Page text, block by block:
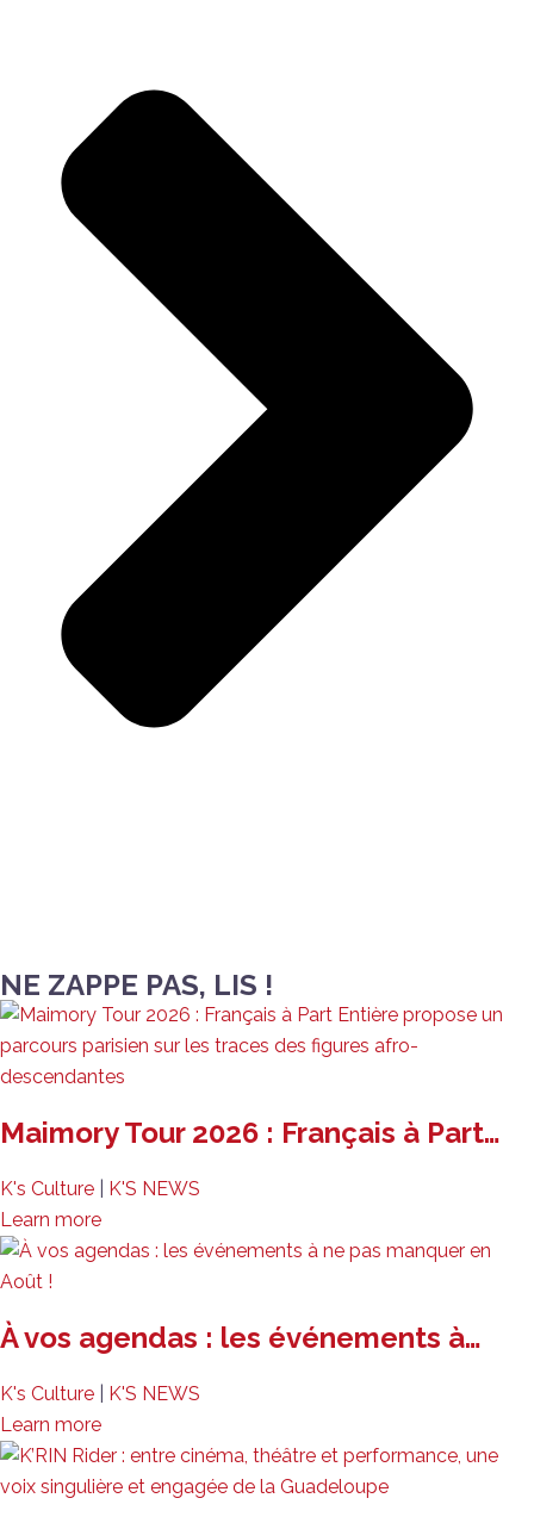
NE ZAPPE PAS, LIS !
Maimory Tour 2026 : Français à Part…
K's Culture
K'S NEWS
Learn more
À vos agendas : les événements à…
K's Culture
K'S NEWS
Learn more